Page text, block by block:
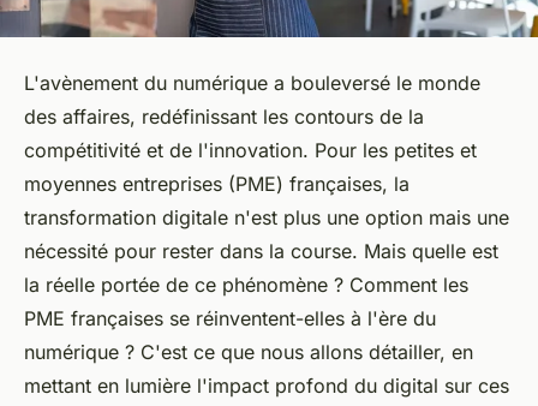
L'avènement du numérique a bouleversé le monde
des affaires, redéfinissant les contours de la
compétitivité et de l'innovation. Pour les petites et
moyennes entreprises (PME) françaises, la
transformation digitale n'est plus une option mais une
nécessité pour rester dans la course. Mais quelle est
la réelle portée de ce phénomène ? Comment les
PME françaises se réinventent-elles à l'ère du
numérique ? C'est ce que nous allons détailler, en
mettant en lumière l'impact profond du digital sur ces